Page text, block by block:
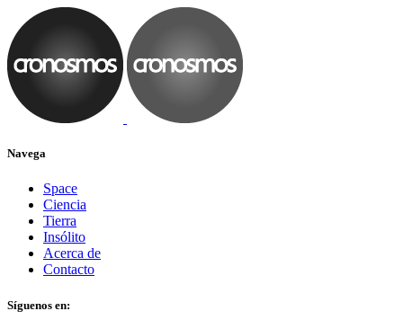
Navega
Space
Ciencia
Tierra
Insólito
Acerca de
Contacto
Síguenos en: